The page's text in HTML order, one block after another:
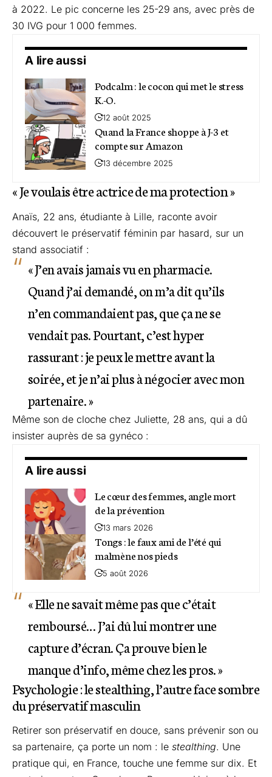
à 2022. Le pic concerne les 25-29 ans, avec près de
30 IVG pour 1 000 femmes.
A lire aussi
Podcalm : le cocon qui met le stress
K.-O.
12 août 2025
Quand la France shoppe à J-3 et
compte sur Amazon
13 décembre 2025
« Je voulais être actrice de ma protection »
Anaïs, 22 ans, étudiante à Lille, raconte avoir
découvert le préservatif féminin par hasard, sur un
stand associatif :
« J’en avais jamais vu en pharmacie.
Quand j’ai demandé, on m’a dit qu’ils
n’en commandaient pas, que ça ne se
vendait pas. Pourtant, c’est hyper
rassurant : je peux le mettre avant la
soirée, et je n’ai plus à négocier avec mon
partenaire. »
Même son de cloche chez Juliette, 28 ans, qui a dû
insister auprès de sa gynéco :
A lire aussi
Le cœur des femmes, angle mort
de la prévention
13 mars 2026
Tongs : le faux ami de l’été qui
malmène nos pieds
5 août 2026
« Elle ne savait même pas que c’était
remboursé… J’ai dû lui montrer une
capture d’écran. Ça prouve bien le
manque d’info, même chez les pros. »
Psychologie : le stealthing, l’autre face sombre
du préservatif masculin
Retirer son préservatif en douce, sans prévenir son ou
sa partenaire, ça porte un nom : le stealthing. Une
pratique qui, en France, touche une femme sur dix. Et